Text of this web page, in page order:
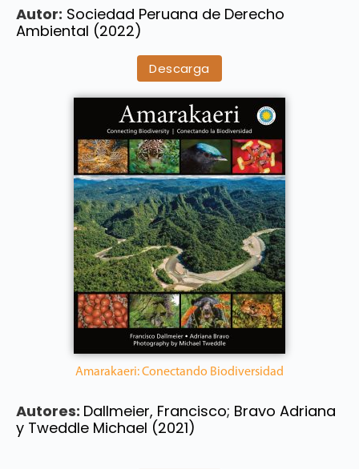
Autor: Sociedad Peruana de Derecho
Ambiental (2022)
Descarga
Amarakaeri: Conectando Biodiversidad
Autores: Dallmeier, Francisco; Bravo Adriana
y Tweddle Michael (2021)